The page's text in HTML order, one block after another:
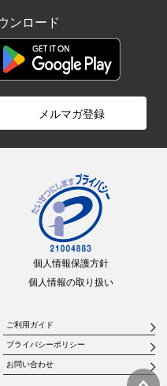
ンロード
メルマガ登録
個人情報保護方針
個人情報の取り扱い
ご利用ガイド
プライバシーポリシー
お問い合わせ